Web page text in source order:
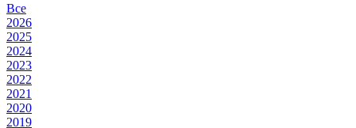
Все
2026
2025
2024
2023
2022
2021
2020
2019